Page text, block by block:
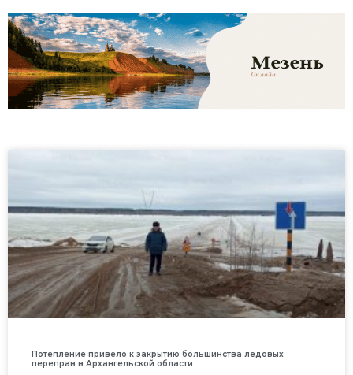
Потепление привело к закрытию большинства ледовых
переправ в Архангельской области